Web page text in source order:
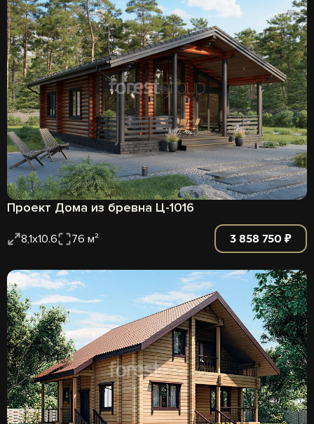
Проект Дома из бревна Ц-1016
8,1х10.6 76 м² 3 858 750 ₽